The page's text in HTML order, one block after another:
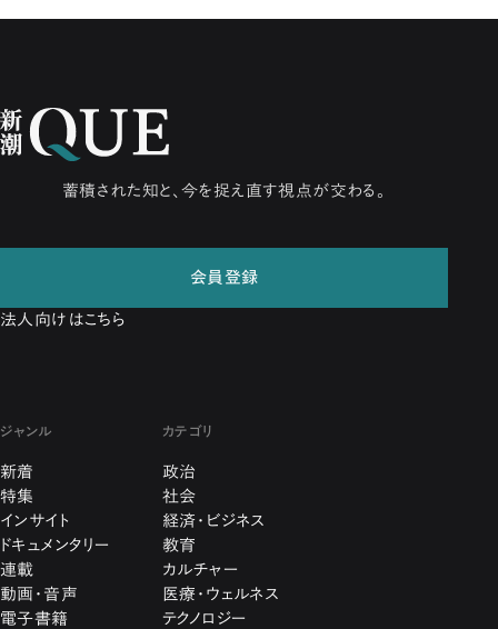
蓄積された知と、今を捉え直す視点が交わる。
会員登録
法人向けはこちら
ジャンル
新着
特集
インサイト
ドキュメンタリー
連載
動画・音声
電子書籍
カテゴリ
政治
社会
経済・ビジネス
教育
カルチャー
医療・ウェルネス
テクノロジー